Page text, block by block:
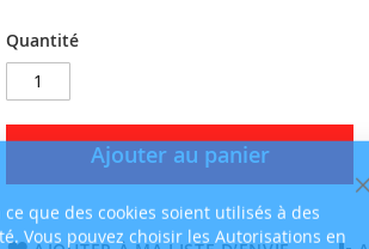
que des cookies soient utilisés à des
Vous pouvez choisir les Autorisations en
Quantité
Ajouter au panier